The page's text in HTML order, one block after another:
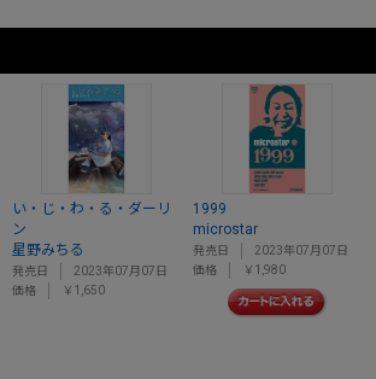
い・じ・わ・る・ダーリ
ン
星野みちる
発売日
2023年07月07日
価格
￥1,650
1999
microstar
発売日
2023年07月07日
価格
￥1,980